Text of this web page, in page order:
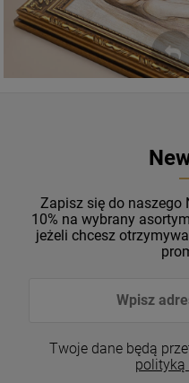
Zapisz się do naszego
10% na wybrany
jeżeli chcesz
Twoje dane będą
polityką